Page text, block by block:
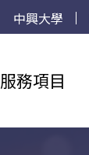
中興大學
服務項目